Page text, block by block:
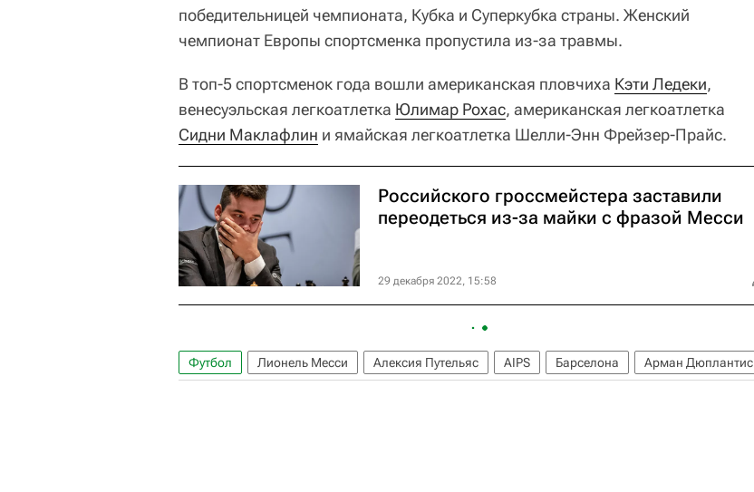
победительницей чемпионата, Кубка и Суперкубка страны. Женский
чемпионат Европы спортсменка пропустила из-за травмы.
В топ-5 спортсменок года вошли американская пловчиха Кэти Ледеки,
венесуэльская легкоатлетка Юлимар Рохас, американская легкоатлетка
Сидни Маклафлин и ямайская легкоатлетка Шелли-Энн Фрейзер-Прайс.
Российского гроссмейстера заставили
переодеться из-за майки с фразой Месси
29 декабря 2022, 15:58
Футбол Лионель Месси Алексия Путельяс AIPS Барселона Арман Дюплантис